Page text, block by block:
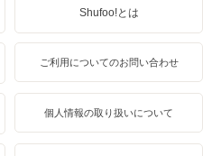
Shufoo!とは
ご利用についてのお問い合わせ
個人情報の取り扱いについて